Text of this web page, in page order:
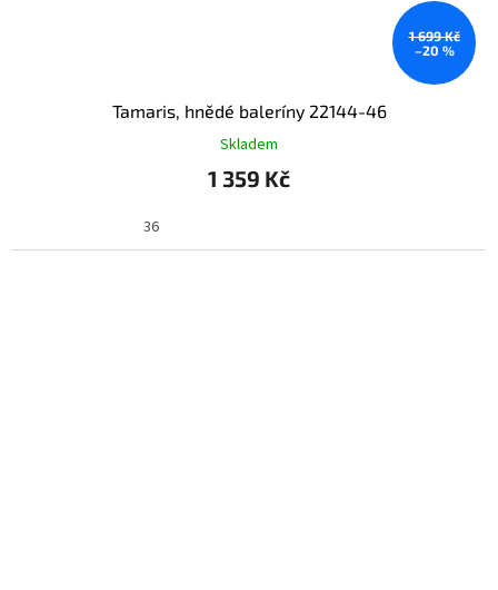
1 699 Kč
–20 %
Tamaris, hnědé baleríny 22144-46
Skladem
1 359 Kč
36